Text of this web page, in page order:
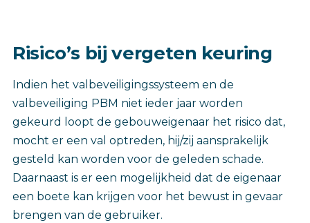
Risico’s bij vergeten keuring
Indien het valbeveiligingssysteem en de
valbeveiliging PBM niet ieder jaar worden
gekeurd loopt de gebouweigenaar het risico dat,
mocht er een val optreden, hij/zij aansprakelijk
gesteld kan worden voor de geleden schade.
Daarnaast is er een mogelijkheid dat de eigenaar
een boete kan krijgen voor het bewust in gevaar
brengen van de gebruiker.